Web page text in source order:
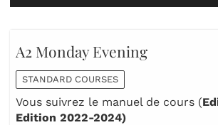
A2 Monday Evening
STANDARD COURSES
Vous suivrez le manuel de cours (
Edition 2022-2024)